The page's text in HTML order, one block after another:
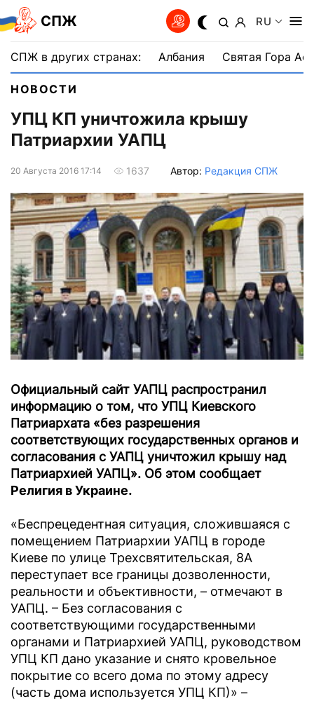
СПЖ RU
СПЖ в других странах: Албания Святая Гора
НОВОСТИ
УПЦ КП уничтожила крышу
Патриархии УАПЦ
20 Августа 2016 17:14 1637 Автор: Редакция СПЖ
Официальный сайт УАПЦ распространил
информацию о том, что УПЦ Киевского
Патриархата «без разрешения
соответствующих государственных органов и
согласования с УАПЦ уничтожил крышу над
Патриархией УАПЦ». Об этом сообщает
Религия в Украине.
«Беспрецедентная ситуация, сложившаяся с
помещением Патриархии УАПЦ в городе
Киеве по улице Трехсвятительская, 8А
переступает все границы дозволенности,
реальности и объективности, – отмечают в
УАПЦ. – Без согласования с
соответствующими государственными
органами и Патриархией УАПЦ, руководством
УПЦ КП дано указание и снято кровельное
покрытие со всего дома по этому адресу
(часть дома используется УПЦ КП)» –